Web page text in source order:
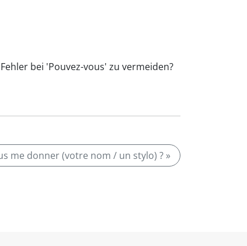
bei 'Pouvez-vous' zu vermeiden?
me donner (votre nom / un stylo) ? »